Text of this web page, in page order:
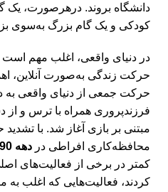
دانشگاه بروند. درهرصورت،
کودکی و یک گام بزرگ به‌سوی
در دنیای واقعی، اغلب مهم است
حرکت زندگی به‌صورت آنلاین،
حرکت جمعی از دنیای واقعی به
فرزندپروری همراه با ترس و
مبتنی بر بازی آغاز شد. با
محافظه‌کاری افراطی در دهه 1990
کمتر در برخی از فعالیت‌های
کردند، فعالیت‌هایی که اغلب به